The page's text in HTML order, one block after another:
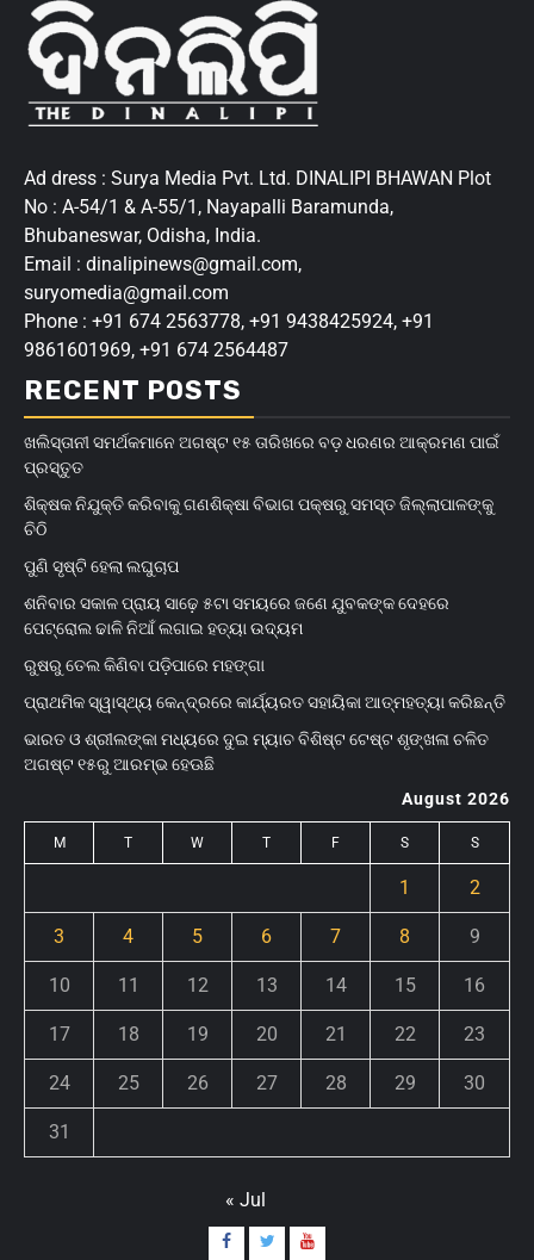
Ad dress : Surya Media Pvt. Ltd. DINALIPI BHAWAN Plot
No : A-54/1 & A-55/1, Nayapalli Baramunda,
Bhubaneswar, Odisha, India.
Email : dinalipinews@gmail.com,
suryomedia@gmail.com
Phone : +91 674 2563778, +91 9438425924, +91
9861601969, +91 674 2564487
RECENT POSTS
ଖଲିସ୍ତାନୀ ସମର୍ଥକମାନେ ଅଗଷ୍ଟ ୧୫ ତାରିଖରେ ବଡ଼ ଧରଣର ଆକ୍ରମଣ ପାଇଁ
ପ୍ରସ୍ତୁତ
ଶିକ୍ଷକ ନିଯୁକ୍ତି କରିବାକୁ ଗଣଶିକ୍ଷା ବିଭାଗ ପକ୍ଷରୁ ସମସ୍ତ ଜିଲ୍ଲାପାଳଙ୍କୁ
ଚିଠି
ପୁଣି ସୃଷ୍ଟି ହେଲା ଲଘୁଚାପ
ଶନିବାର ସକାଳ ପ୍ରାୟ ସାଢ଼େ ୫ଟା ସମୟରେ ଜଣେ ଯୁବକଙ୍କ ଦେହରେ
ପେଟ୍ରୋଲ ଢାଳି ନିଆଁ ଲଗାଇ ହତ୍ୟା ଉଦ୍ୟମ
ରୁଷରୁ ତେଲ କିଣିବା ପଡ଼ିପାରେ ମହଙ୍ଗା
ପ୍ରାଥମିକ ସ୍ୱାସ୍ଥ୍ୟ କେନ୍ଦ୍ରରେ କାର୍ଯ୍ୟରତ ସହାୟିକା ଆତ୍ମହତ୍ୟା କରିଛନ୍ତି
ଭାରତ ଓ ଶ୍ରୀଲଙ୍କା ମଧ୍ୟରେ ଦୁଇ ମ୍ୟାଚ ବିଶିଷ୍ଟ ଟେଷ୍ଟ ଶୃଙ୍ଖଳା ଚଳିତ
ଅଗଷ୍ଟ ୧୫ରୁ ଆରମ୍ଭ ହେଊଛି
August 2026
M T W T F S S
1 2
3 4 5 6 7 8 9
10 11 12 13 14 15 16
17 18 19 20 21 22 23
24 25 26 27 28 29 30
31
« Jul